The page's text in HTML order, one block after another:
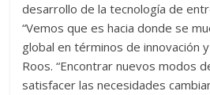
desarrollo de la tecnología de
“Vemos que es hacia donde se
global en términos de innovación
Roos. “Encontrar nuevos modos
satisfacer las necesidades